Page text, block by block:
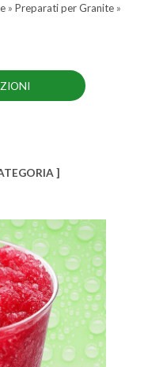
» Preparati per Granite »
]